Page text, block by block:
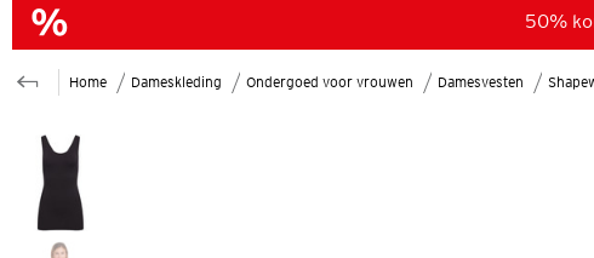
50%
Home Dameskleding Ondergoed voor vrouwen Damesvesten